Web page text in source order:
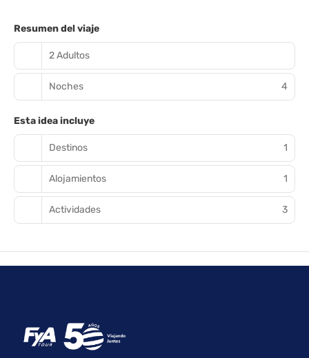
Resumen del viaje
2 Adultos
Noches 4
Esta idea incluye
Destinos 1
Alojamientos 1
Actividades 3